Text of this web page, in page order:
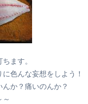
ます。
色んな妄想をしよう！
か？痛いのんか？
～